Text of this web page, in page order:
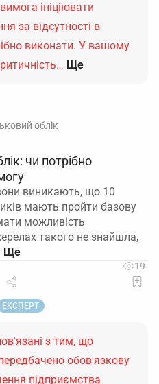
ініціювати
за відсутності в
виконати. У вашому
Ще
облік
чи потрібно
виникають, що 10
мають пройти базову
можливість
такого не знайшла,
19
ЕКСПЕРТ
з тим, що
обов'язкову
підприємства